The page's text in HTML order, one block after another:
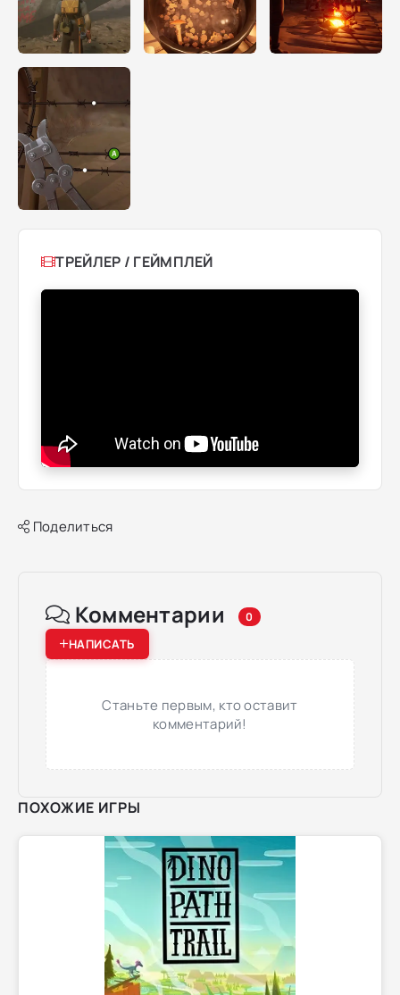
ТРЕЙЛЕР / ГЕЙМПЛЕЙ
Поделиться
Комментарии 0
НАПИСАТЬ
Станьте первым, кто оставит
комментарий!
ПОХОЖИЕ ИГРЫ